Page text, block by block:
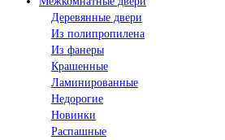
Деревянные двери
Из полипропилена
Из фанеры
Крашенные
Ламинированные
Недорогие
Новинки
Распашные